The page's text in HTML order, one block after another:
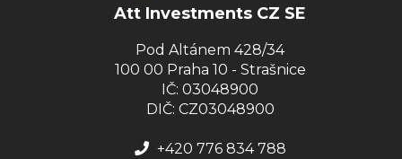
Att Investments CZ SE
Pod Altánem 428/34
100 00 Praha 10 - Strašnice
IČ: 03048900
DIČ: CZ03048900
+420 776 834 788